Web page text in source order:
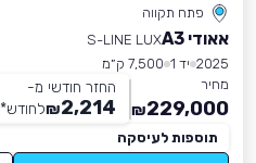
פתח תקווה
אאודי A3
S-LINE LUX
2025 יד 1
7,500 ק״מ
מחיר
229,000
₪
החזר חודשי מ-
2,214
₪לחודש*
תוספות לעיסקה